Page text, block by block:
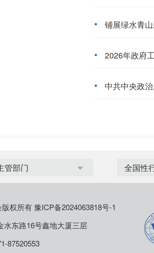
铺展绿水青
2026年政府
中共中央政
权所有豫ICP备2024063818号-1
水东路16号鑫地大厦三层
87520553